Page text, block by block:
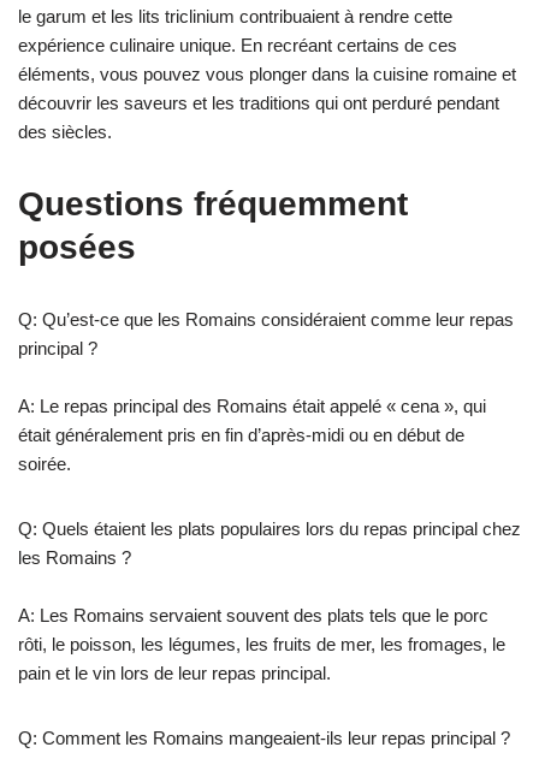
le garum et les lits triclinium contribuaient à rendre cette
expérience culinaire unique. En recréant certains de ces
éléments, vous pouvez vous plonger dans la cuisine romaine et
découvrir les saveurs et les traditions qui ont perduré pendant
des siècles.
Questions fréquemment
posées
Q: Qu’est-ce que les Romains considéraient comme leur repas
principal ?
A: Le repas principal des Romains était appelé « cena », qui
était généralement pris en fin d’après-midi ou en début de
soirée.
Q: Quels étaient les plats populaires lors du repas principal chez
les Romains ?
A: Les Romains servaient souvent des plats tels que le porc
rôti, le poisson, les légumes, les fruits de mer, les fromages, le
pain et le vin lors de leur repas principal.
Q: Comment les Romains mangeaient-ils leur repas principal ?